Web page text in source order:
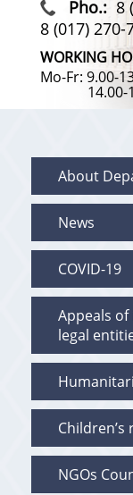
Pho.:8
8 (017) 270-
WORKING
Mo-Fr: 9.00-
14.00-
About
News
COVID-19
Appeals
legal
NGOs